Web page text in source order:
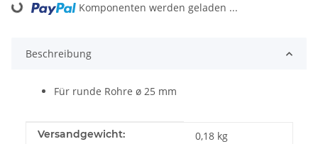
Loading... Komponenten werden geladen ...
Beschreibung
Für runde Rohre ø 25 mm
Produkteigenschaft
Wert
Versandgewicht: 0,18 kg